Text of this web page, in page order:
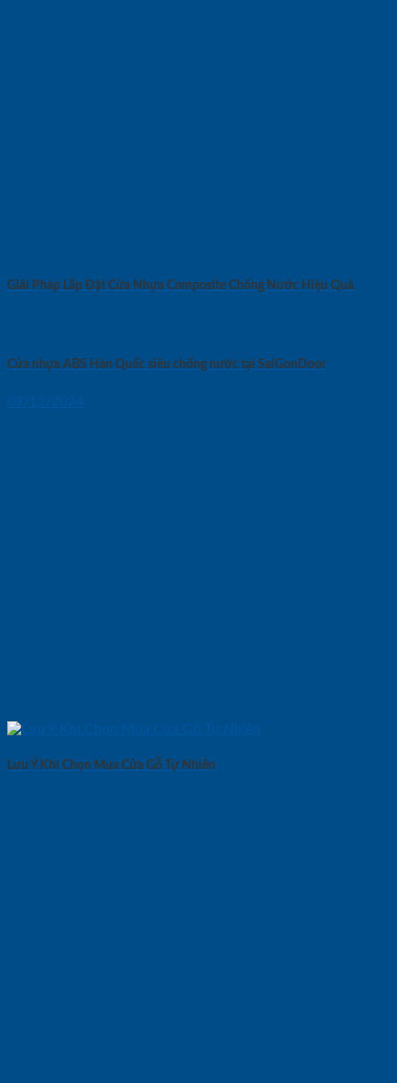
Giải Pháp Lắp Đặt Cửa Nhựa Composite Chống Nước Hiệu Quả
Cửa nhựa ABS Hàn Quốc siêu chống nước tại SaiGonDoor
09/12/2024
Lưu Ý Khi Chọn Mua Cửa Gỗ Tự Nhiên